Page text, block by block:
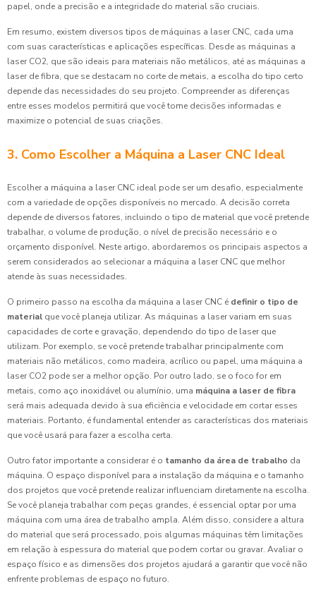
papel, onde a precisão e a integridade do material são cruciais.
Em resumo, existem diversos tipos de máquinas a laser CNC, cada uma
com suas características e aplicações específicas. Desde as máquinas a
laser CO2, que são ideais para materiais não metálicos, até as máquinas a
laser de fibra, que se destacam no corte de metais, a escolha do tipo certo
depende das necessidades do seu projeto. Compreender as diferenças
entre esses modelos permitirá que você tome decisões informadas e
maximize o potencial de suas criações.
3. Como Escolher a Máquina a Laser CNC Ideal
Escolher a máquina a laser CNC ideal pode ser um desafio, especialmente
com a variedade de opções disponíveis no mercado. A decisão correta
depende de diversos fatores, incluindo o tipo de material que você pretende
trabalhar, o volume de produção, o nível de precisão necessário e o
orçamento disponível. Neste artigo, abordaremos os principais aspectos a
serem considerados ao selecionar a máquina a laser CNC que melhor
atende às suas necessidades.
O primeiro passo na escolha da máquina a laser CNC é definir o tipo de
material que você planeja utilizar. As máquinas a laser variam em suas
capacidades de corte e gravação, dependendo do tipo de laser que
utilizam. Por exemplo, se você pretende trabalhar principalmente com
materiais não metálicos, como madeira, acrílico ou papel, uma máquina a
laser CO2 pode ser a melhor opção. Por outro lado, se o foco for em
metais, como aço inoxidável ou alumínio, uma máquina a laser de fibra
será mais adequada devido à sua eficiência e velocidade em cortar esses
materiais. Portanto, é fundamental entender as características dos materiais
que você usará para fazer a escolha certa.
Outro fator importante a considerar é o tamanho da área de trabalho da
máquina. O espaço disponível para a instalação da máquina e o tamanho
dos projetos que você pretende realizar influenciam diretamente na escolha.
Se você planeja trabalhar com peças grandes, é essencial optar por uma
máquina com uma área de trabalho ampla. Além disso, considere a altura
do material que será processado, pois algumas máquinas têm limitações
em relação à espessura do material que podem cortar ou gravar. Avaliar o
espaço físico e as dimensões dos projetos ajudará a garantir que você não
enfrente problemas de espaço no futuro.